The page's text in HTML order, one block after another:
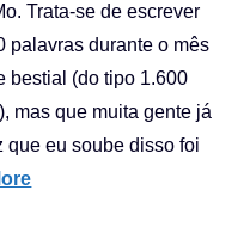
Trata-se de escrever
palavras durante o mês
bestial (do tipo 1.600
mas que muita gente já
que eu soube disso foi